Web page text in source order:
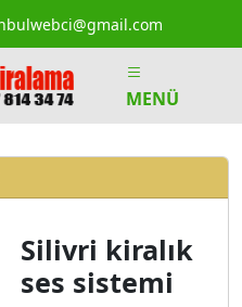
MENÜ
Silivri kiralık
ses sistemi